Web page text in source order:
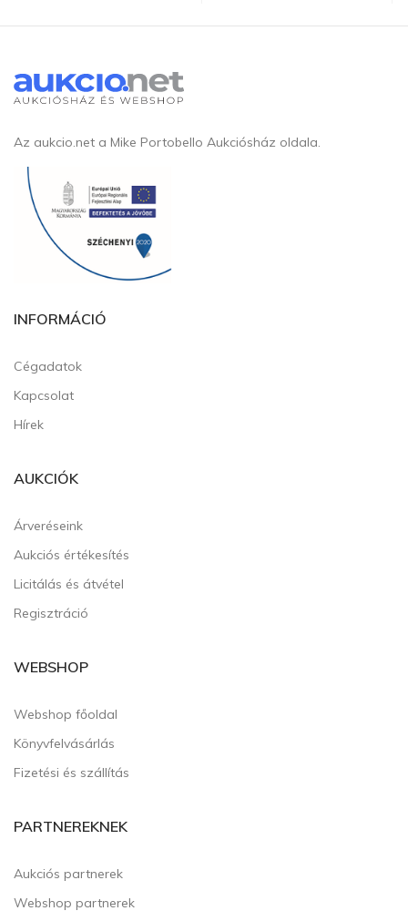
Az aukcio.net a Mike Portobello Aukciósház oldala.
INFORMÁCIÓ
Cégadatok
Kapcsolat
Hírek
AUKCIÓK
Árveréseink
Aukciós értékesítés
Licitálás és átvétel
Regisztráció
WEBSHOP
Webshop főoldal
Könyvfelvásárlás
Fizetési és szállítás
PARTNEREKNEK
Aukciós partnerek
Webshop partnerek